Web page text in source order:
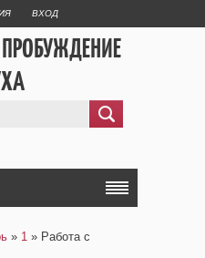
ВХОД
» 1 » Работа с